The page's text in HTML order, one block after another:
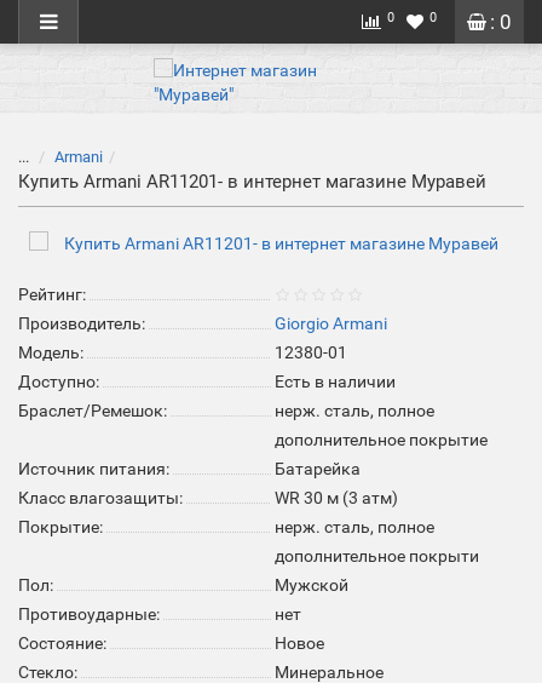
: 0
0 0
... Armani
Купить Armani AR11201- в интернет магазине Муравей
Рейтинг:
Производитель:
Giorgio Armani
Модель:
12380-01
Доступно:
Есть в наличии
Браслет/Ремешок:
нерж. сталь, полное
дополнительное покрытие
Источник питания:
Батарейка
Класс влагозащиты:
WR 30 м (3 атм)
Покрытие:
нерж. сталь, полное
дополнительное покрыти
Пол:
Мужской
Противоударные:
нет
Состояние:
Новое
Стекло:
Минеральное